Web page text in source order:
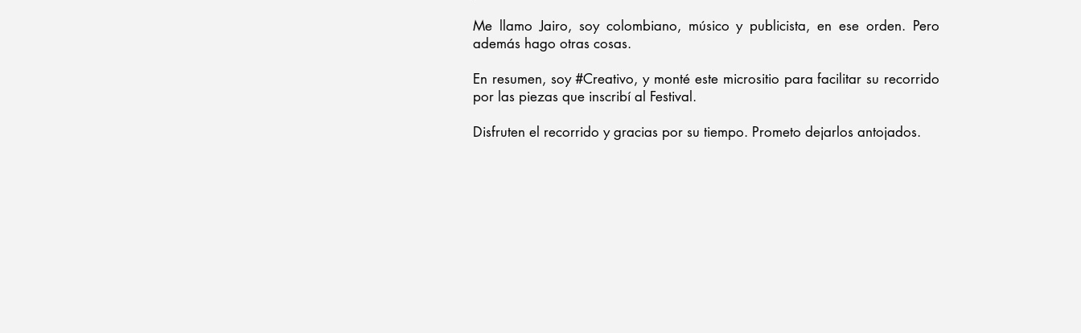
Me llamo Jairo, soy colombiano, músico y publicista, en ese orden. Pero
además hago otras cosas.
En resumen, soy #Creativo, y monté este micrositio para facilitar su recorrido
por las piezas que inscribí al Festival.
Disfruten el recorrido y gracias por su tiempo. Prometo dejarlos antojados.